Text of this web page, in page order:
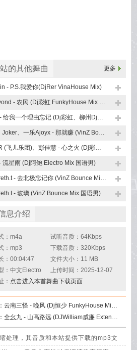
的其他舞曲 更多
- P.S.我爱你(DjRer VinaHouse Mix)
Beyond - 农民 (Dj彩虹 FunkyHouse Mix 粤语)
En - 给我一个理由忘记 (Dj彩虹、柳州Dj子靖 FunkyHouse Mix)
Evil Joker、一乐Ajoyx - 那就赚 (VinZ Bounce Mix 国语男)
F.I.R (飞儿乐团)、彭佳慧 - 心之火 (Dj彩虹 FunkyHouse Mix)
流星雨 (Dj阿鲍 Electro Mix 国语男)
Gareth.t - 去北极忘记你 (VinZ Bounce Mix 国语男)
- 玻璃 (VinZ Bounce Mix 国语男)
息介绍
：m4a
试听音质：64Kbps
：mp3
下载音质：320Kbps
：00:04:47
文件大小：11 MB
：中文Electro
上传时间：2025-12-07
： 点击进入本首舞曲下载页面
云南三怪 - 晚风 (Dj恒少 FunkyHouse Mix 2025国语男)咚鼓
全幺九 - 山高路远 (DJWilliam威廉 Extended Mix) 沈阳风
处理，其音质和本站提供下载的mp3文